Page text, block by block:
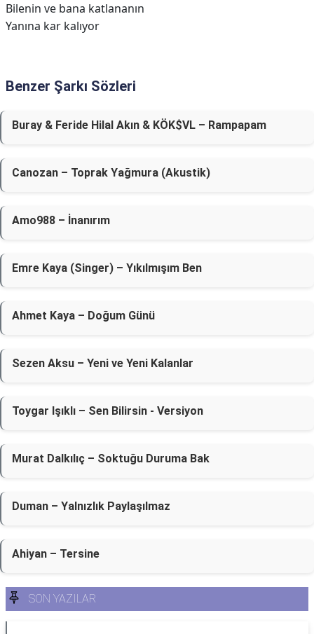
Bilenin ve bana katlananın
Yanına kar kalıyor
Benzer Şarkı Sözleri
Buray & Feride Hilal Akın & KÖK$VL – Rampapam
Canozan – Toprak Yağmura (Akustik)
Amo988 – İnanırım
Emre Kaya (Singer) – Yıkılmışım Ben
Ahmet Kaya – Doğum Günü
Sezen Aksu – Yeni ve Yeni Kalanlar
Toygar Işıklı – Sen Bilirsin - Versiyon
Murat Dalkılıç – Soktuğu Duruma Bak
Duman – Yalnızlık Paylaşılmaz
Ahiyan – Tersine
SON YAZILAR